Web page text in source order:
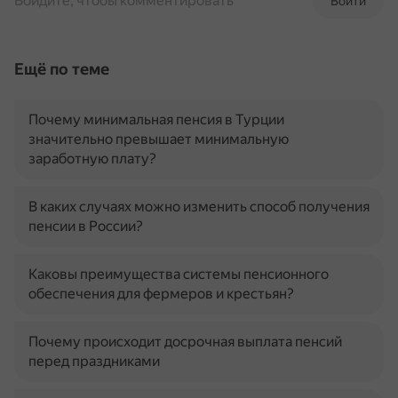
Ещё по теме
Почему минимальная пенсия в Турции
значительно превышает минимальную
заработную плату?
В каких случаях можно изменить способ получения
пенсии в России?
Каковы преимущества системы пенсионного
обеспечения для фермеров и крестьян?
Почему происходит досрочная выплата пенсий
перед праздниками